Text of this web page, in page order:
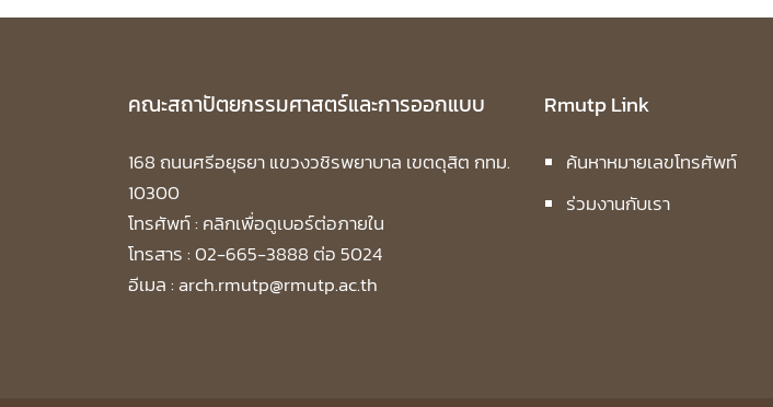
คณะสถาปัตยกรรมศาสตร์และการออกแบบ
168 ถนนศรีอยุธยา แขวงวชิรพยาบาล เขตดุสิต กทม.
10300
โทรศัพท์ : คลิกเพื่อดูเบอร์ต่อภายใน
โทรสาร : 02-665-3888 ต่อ 5024
อีเมล : arch.rmutp@rmutp.ac.th
Rmutp Link
ค้นหาหมายเลขโทรศัพท์
ร่วมงานกับเรา